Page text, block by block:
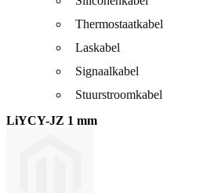
Thermostaatkabel
Laskabel
Signaalkabel
Stuurstroomkabel
LiYCY-JZ 1 mm